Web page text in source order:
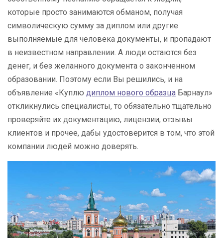
которые просто занимаются обманом, получая
символическую сумму за диплом или другие
выполняемые для человека документы, и пропадают
в неизвестном направлении. А люди остаются без
денег, и без желанного документа о законченном
образовании. Поэтому если Вы решились, и на
объявление «Куплю диплом нового образца Барнаул»
откликнулись специалисты, то обязательно тщательно
проверяйте их документацию, лицензии, отзывы
клиентов и прочее, дабы удостоверится в том, что этой
компании людей можно доверять.